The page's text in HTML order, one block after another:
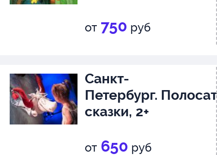
от 750 руб
Санкт-
Петербург.
сказки, 2+
от 650 руб